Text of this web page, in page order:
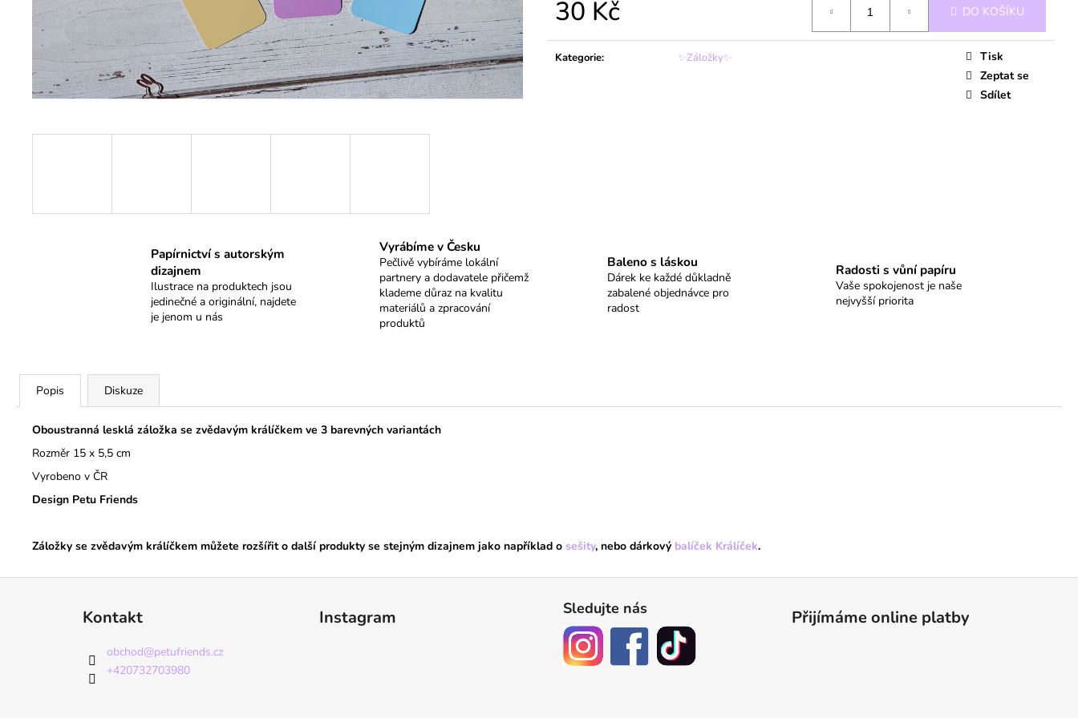
30 Kč DO KOŠÍKU
Kategorie: ✨Záložky✨
Tisk
Zeptat se
Sdílet
Papírnictví s autorským
dizajnem
Ilustrace na produktech jsou
jedinečné a originální, najdete
je jenom u nás
Vyrábíme v Česku
Pečlivě vybíráme lokální
partnery a dodavatele přičemž
klademe důraz na kvalitu
materiálů a zpracování
produktů
Baleno s láskou
Dárek ke každé důkladně
zabalené objednávce pro
radost
Radosti s vůní papíru
Vaše spokojenost je naše
nejvyšší priorita
Popis Diskuze
Oboustranná lesklá záložka se zvědavým králíčkem ve 3 barevných variantách
Rozměr 15 x 5,5 cm
Vyrobeno v ČR
Design Petu Friends
Záložky se zvědavým králíčkem můžete rozšířit o další produkty se stejným dizajnem jako například o sešity, nebo dárkový balíček Králíček.
119 Kč
599 Kč
Kontakt
obchod@petufriends.cz
+420732703980
Instagram Sledujte nás Přijímáme online platby